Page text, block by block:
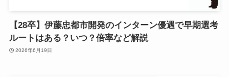
【28卒】伊藤忠都市開発のインターン優遇で早期選考
ルートはある？いつ？倍率など解説
2026年6月19日